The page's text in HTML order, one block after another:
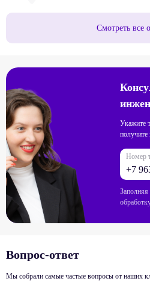
Смотреть все
Укажите
получите
Номер
Вопрос-ответ
Мы собрали самые частые вопросы от наших